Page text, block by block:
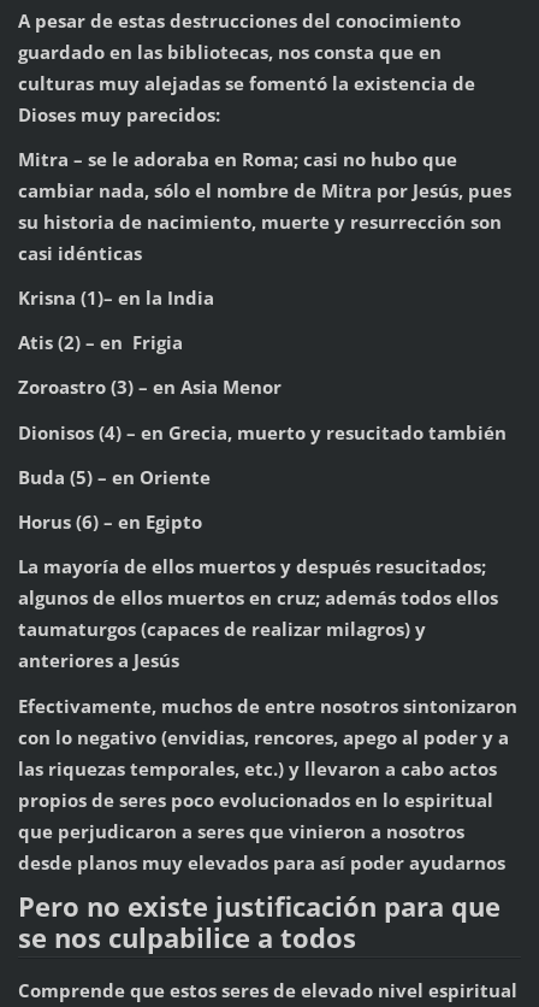
A pesar de estas destrucciones del conocimiento
guardado en las bibliotecas, nos consta que en
culturas muy alejadas se fomentó la existencia de
Dioses muy parecidos:
Mitra – se le adoraba en Roma; casi no hubo que
cambiar nada, sólo el nombre de Mitra por Jesús, pues
su historia de nacimiento, muerte y resurrección son
casi idénticas
Krisna (1)– en la India
Atis (2) – en Frigia
Zoroastro (3) – en Asia Menor
Dionisos (4) – en Grecia, muerto y resucitado también
Buda (5) – en Oriente
Horus (6) – en Egipto
La mayoría de ellos muertos y después resucitados;
algunos de ellos muertos en cruz; además todos ellos
taumaturgos (capaces de realizar milagros) y
anteriores a Jesús
Efectivamente, muchos de entre nosotros sintonizaron
con lo negativo (envidias, rencores, apego al poder y a
las riquezas temporales, etc.) y llevaron a cabo actos
propios de seres poco evolucionados en lo espiritual
que perjudicaron a seres que vinieron a nosotros
desde planos muy elevados para así poder ayudarnos
Pero no existe justificación para que
se nos culpabilice a todos
Comprende que estos seres de elevado nivel espiritual